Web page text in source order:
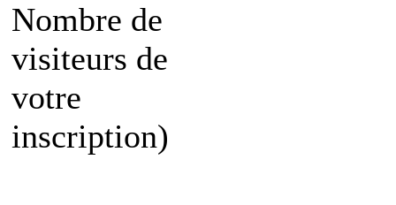
Nombre de
visiteurs de
votre
inscription)